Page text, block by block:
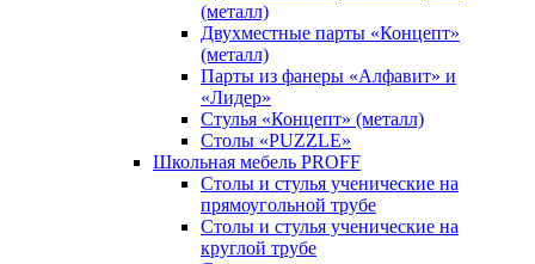
(металл)
Двухместные парты «Концепт»
(металл)
Парты из фанеры «Алфавит» и
«Лидер»
Стулья «Концепт» (металл)
Столы «PUZZLE»
Школьная мебель PROFF
Столы и стулья ученические на
прямоугольной трубе
Столы и стулья ученические на
круглой трубе